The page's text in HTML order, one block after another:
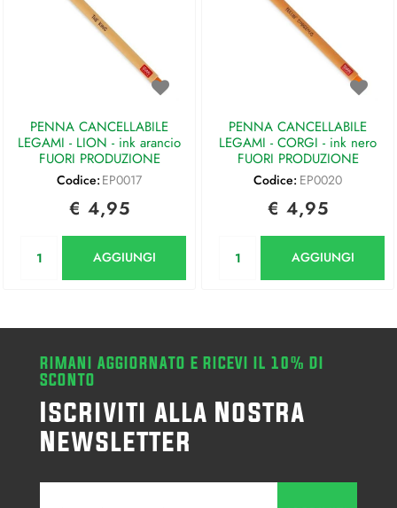
PENNA CANCELLABILE
LEGAMI - LION - ink arancio
FUORI PRODUZIONE
Codice: EP0017
€ 4,95
AGGIUNGI
PENNA CANCELLABILE
LEGAMI - CORGI - ink nero
FUORI PRODUZIONE
Codice: EP0020
€ 4,95
AGGIUNGI
RIMANI AGGIORNATO E RICEVI IL 10% DI
SCONTO
Iscriviti alla Nostra
Newsletter